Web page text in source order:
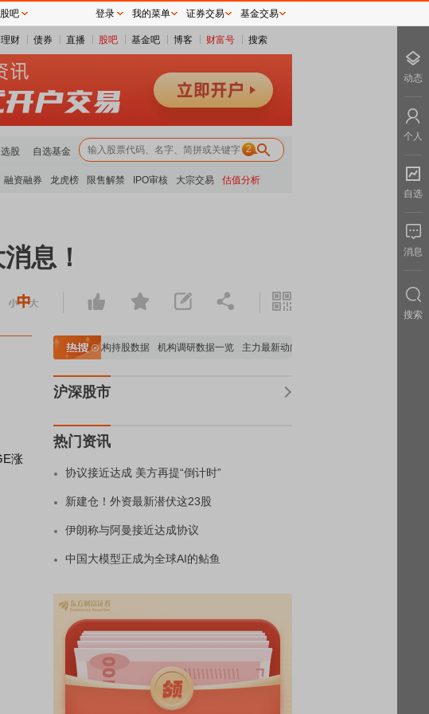
理财 债券 直播 股吧 基金吧 博客 财富号 搜索
股 自选基金 2
融资融券 龙虎榜 限售解禁 IPO审核 大宗交易 估值分析
息！
涨
重要机构持股数据 机构调研数据一览 主力最新动向
沪深股市
热门资讯
协议接近达成 美方再提“倒计时”
新建仓！外资最新潜伏这23股
伊朗称与阿曼接近达成协议
中国大模型正成为全球AI的鲇鱼
股吧 登录 我的菜单 证券交易 基金交易
动态
个人
自选
消息
搜索